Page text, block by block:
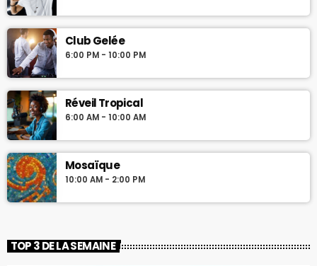
Club Gelée
6:00 PM - 10:00 PM
Réveil Tropical
6:00 AM - 10:00 AM
Mosaïque
10:00 AM - 2:00 PM
TOP 3 DE LA SEMAINE